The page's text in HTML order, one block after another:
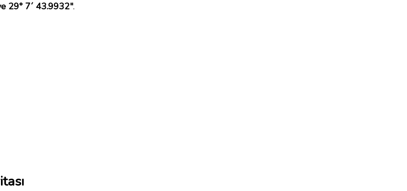
29° 7´ 43.9932".